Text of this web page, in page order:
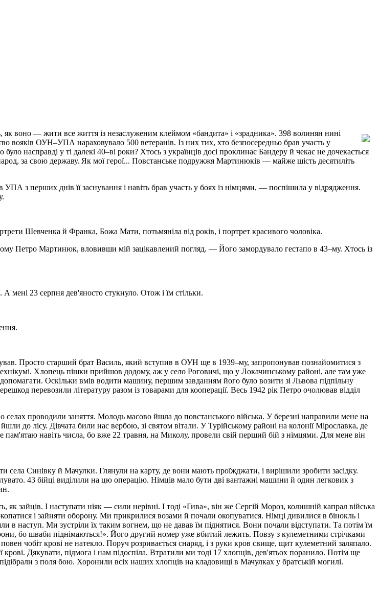
воно — жити все життя із незаслуженим клеймом «бандита» і «зрадника». 398 волинян нині
вояків ОУН–УПА нараховувало 500 ветеранів. Із них тих, хто безпосередньо брав участь у
насправді у ті далекі 40–ві роки? Хтось з українців досі проклинає Бандеру й чекає не дочекається
за свою державу. Як мої герої... Повстанське подружжя Мартинюків — майже шість десятиліть
з перших днів її заснування і навіть брав участь у боях із німцями, — поспішила у відрядження.
Шевченка й Франка, Божа Мати, потьмяніла від років, і портрет красивого чоловіка.
Петро Мартинюк, вловивши мій зацікавлений погляд. — Його замордувало гестапо в 43–му. Хтось iз
мені 23 серпня дев'яносто стукнуло. Отож і їм стільки.
Просто старший брат Василь, який вступив в ОУН ще в 1939–му, запропонував по­знайомитися з
Хлопець пішки прийшов додому, аж у село Роговичі, що у Локачинському районі, але там уже
Оскільки вмів водити машину, першим завданням його було возити зі Львова підпільну
перевозили літературу разом із товарами для кооперації. Весь 1942 рік Петро очолював відділ
проводили заняття. Молодь масово йшла до повстанського війська. У березні направили мене на
до лісу. Дівчата били нас вербою, зі святом вітали. У Турійському районі на колонії Мірославка, де
навіть числа, бо вже 22 травня, на Миколу, провели свій перший бій з німцями. Для мене він
села Синівку й Мачулки. Глянули на карту, де вони мають проїжджати, і вирішили зробити засідку.
43 бійці виділили на цю операцію. Німців мало бути дві вантажні машини й один легковик з
зайців. І наступати ніяк — сили нерівні. І тоді «Гива», він же Сергій Мороз, колишній капрал війська
і зайняти оборону. Ми прикрилися возами й почали окопуватися. Німці дивилися в бінокль і
в наступ. Ми зустріли їх таким вогнем, що не давав їм піднятися. Вони почали відступати. Та потім їм
бо шваби піднімаються!». Його другий номер уже вбитий лежить. Повзу з кулеметними стрічками
чобіт крові не натекло. Поруч розривається снаряд, і з руки кров свище, щит кулеметний заляпало.
Дякувати, підмога і нам підоспіла. Втратили ми тоді 17 хлопців, дев'ятьох поранило. Потім ще
з поля бою. Хоронили всіх наших хлопців на кладовищі в Мачулках у братській могилі.